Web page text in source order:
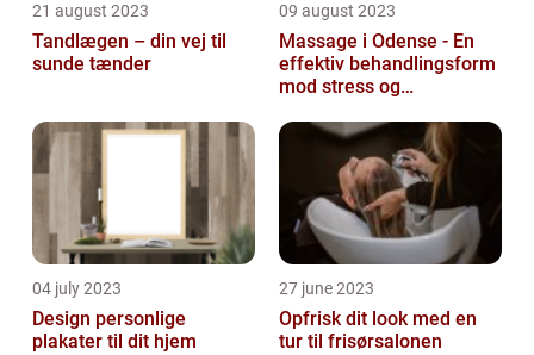
21 august 2023
Tandlægen – din vej til
sunde tænder
09 august 2023
Massage i Odense - En
effektiv behandlingsform
mod stress og
04 july 2023
Design personlige
plakater til dit hjem
27 june 2023
Opfrisk dit look med en
tur til frisørsalonen